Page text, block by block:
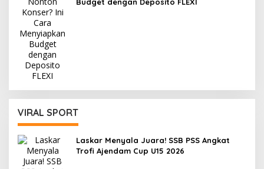
VIRAL SPORT
Laskar Menyala Juara! SSB PSS Angkat
Trofi Ajendam Cup U15 2026